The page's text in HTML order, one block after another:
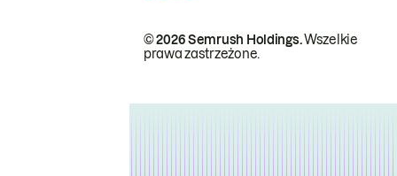
© 2026 Semrush Holdings.Wszelkie
prawa zastrzeżone.